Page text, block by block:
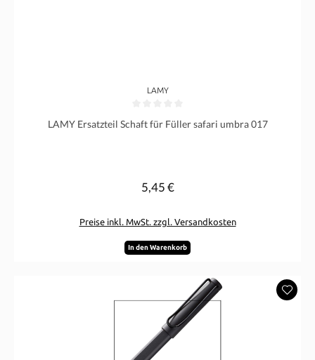
LAMY
LAMY Ersatzteil Schaft für Füller safari umbra 017
Regulärer Preis:
5,45 €
Preise inkl. MwSt. zzgl. Versandkosten
In den Warenkorb